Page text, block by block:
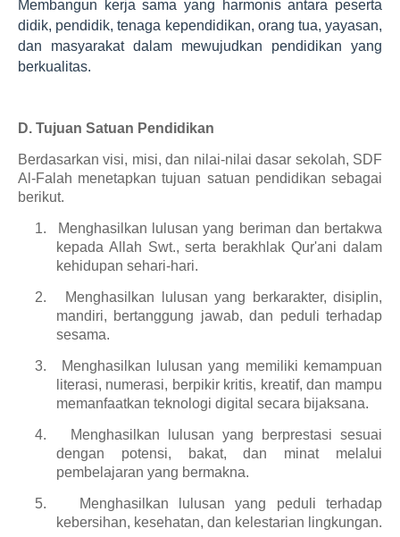
Membangun kerja sama yang harmonis antara peserta
didik, pendidik, tenaga kependidikan, orang tua, yayasan,
dan masyarakat dalam mewujudkan pendidikan yang
berkualitas.
D. Tujuan Satuan Pendidikan
Berdasarkan visi, misi, dan nilai-nilai dasar sekolah, SDF
Al-Falah menetapkan tujuan satuan pendidikan sebagai
berikut.
1.
Menghasilkan lulusan yang beriman dan bertakwa
kepada Allah Swt., serta berakhlak Qur'ani dalam
kehidupan sehari-hari.
2.
Menghasilkan lulusan yang berkarakter, disiplin,
mandiri, bertanggung jawab, dan peduli terhadap
sesama.
3.
Menghasilkan lulusan yang memiliki kemampuan
literasi, numerasi, berpikir kritis, kreatif, dan mampu
memanfaatkan teknologi digital secara bijaksana.
4.
Menghasilkan lulusan yang berprestasi sesuai
dengan potensi, bakat, dan minat melalui
pembelajaran yang bermakna.
5.
Menghasilkan lulusan yang peduli terhadap
kebersihan, kesehatan, dan kelestarian lingkungan.